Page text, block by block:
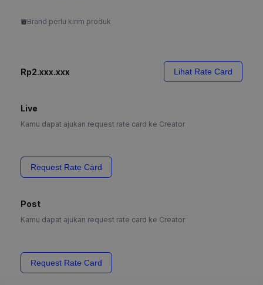
Brand perlu kirim produk
Rp2.xxx.xxx Lihat Rate Card
Live
Kamu dapat ajukan request rate card ke Creator
Request Rate Card
Post
Kamu dapat ajukan request rate card ke Creator
Request Rate Card